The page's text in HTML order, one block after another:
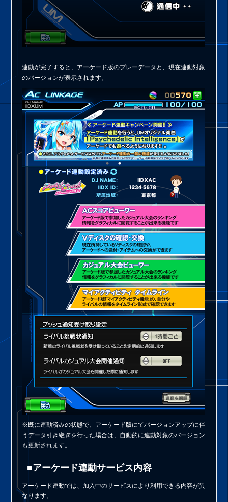
連動が完了すると、アーケード版のプレーデータと、現在連動対象
のバージョンが表示されます。
※既に連動済みの状態で、アーケード版にてバージョンアップに伴
うデータ引き継ぎを行った場合は、自動的に連動対象のバージョン
も更新されます。
■アーケード連動サービス内容
アーケード連動では、加入中のサービスにより利用できる内容が異
なります。